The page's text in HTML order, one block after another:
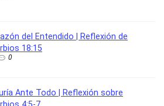
del Entendido | Reflexión de
18:15
0
Ante Todo | Reflexión sobre